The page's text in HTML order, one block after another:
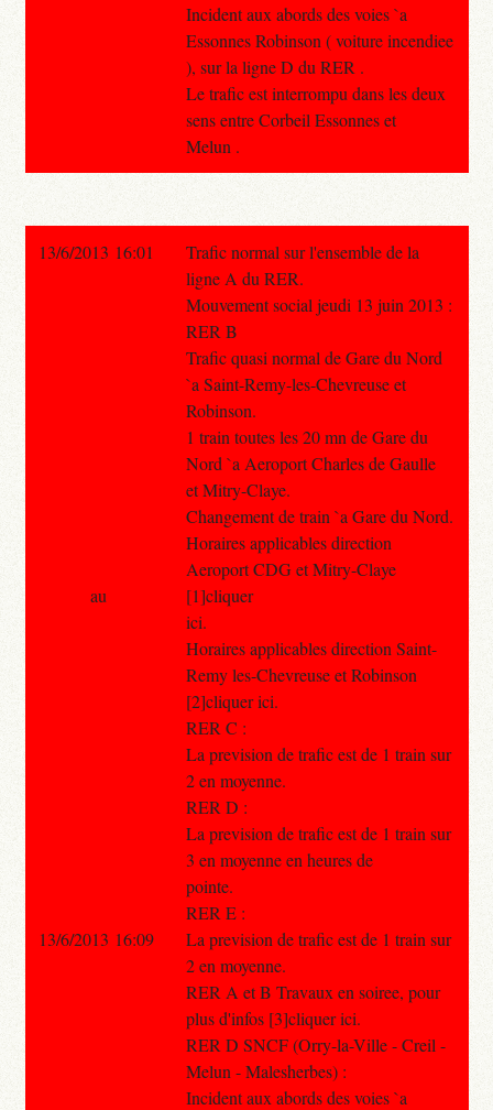
Incident aux abords des voies `a
Essonnes Robinson ( voiture incendiee
), sur la ligne D du RER .
Le trafic est interrompu dans les deux
sens entre Corbeil Essonnes et
Melun .
13/6/2013 16:01
Trafic normal sur l'ensemble de la
ligne A du RER.
Mouvement social jeudi 13 juin 2013 :
RER B
Trafic quasi normal de Gare du Nord
`a Saint-Remy-les-Chevreuse et
Robinson.
1 train toutes les 20 mn de Gare du
Nord `a Aeroport Charles de Gaulle
et Mitry-Claye.
Changement de train `a Gare du Nord.
Horaires applicables direction
Aeroport CDG et Mitry-Claye
[1]cliquer
ici.
Horaires applicables direction Saint-
Remy les-Chevreuse et Robinson
[2]cliquer ici.
RER C :
La prevision de trafic est de 1 train sur
2 en moyenne.
RER D :
La prevision de trafic est de 1 train sur
3 en moyenne en heures de
pointe.
RER E :
La prevision de trafic est de 1 train sur
2 en moyenne.
RER A et B Travaux en soiree, pour
plus d'infos [3]cliquer ici.
RER D SNCF (Orry-la-Ville - Creil -
Melun - Malesherbes) :
Incident aux abords des voies `a
au
13/6/2013 16:09